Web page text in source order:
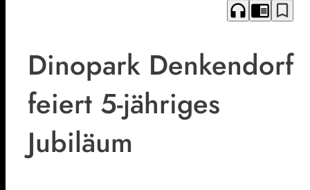
headphones chrome_reader_mode bookmark_border
Dinopark Denkendorf
feiert 5-jähriges
Jubiläum